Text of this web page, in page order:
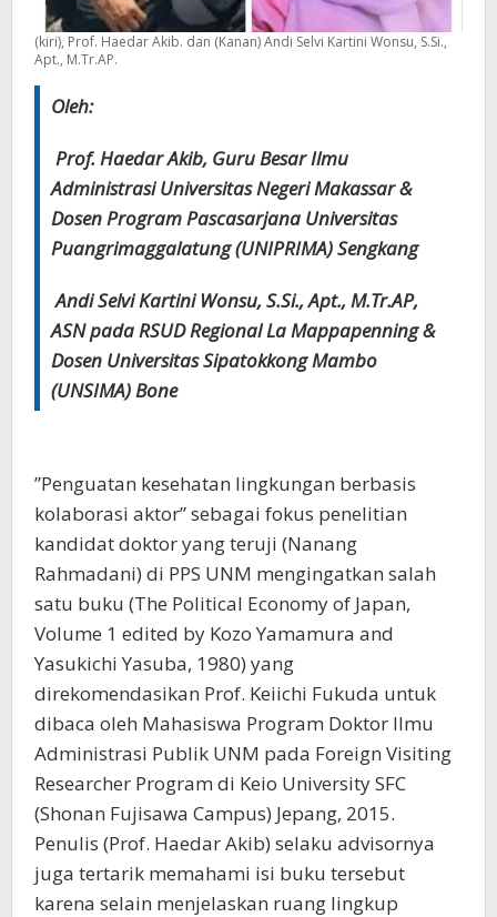
(kiri), Prof. Haedar Akib. dan (Kanan) Andi Selvi Kartini Wonsu, S.Si.,
Apt., M.Tr.AP.
Oleh:
Prof. Haedar Akib, Guru Besar Ilmu
Administrasi Universitas Negeri Makassar &
Dosen Program Pascasarjana Universitas
Puangrimaggalatung (UNIPRIMA) Sengkang
Andi Selvi Kartini Wonsu, S.Si., Apt., M.Tr.AP,
ASN pada RSUD Regional La Mappapenning &
Dosen Universitas Sipatokkong Mambo
(UNSIMA) Bone
”Penguatan kesehatan lingkungan berbasis
kolaborasi aktor” sebagai fokus penelitian
kandidat doktor yang teruji (Nanang
Rahmadani) di PPS UNM mengingatkan salah
satu buku (The Political Economy of Japan,
Volume 1 edited by Kozo Yamamura and
Yasukichi Yasuba, 1980) yang
direkomendasikan Prof. Keiichi Fukuda untuk
dibaca oleh Mahasiswa Program Doktor Ilmu
Administrasi Publik UNM pada Foreign Visiting
Researcher Program di Keio University SFC
(Shonan Fujisawa Campus) Jepang, 2015.
Penulis (Prof. Haedar Akib) selaku advisornya
juga tertarik memahami isi buku tersebut
karena selain menjelaskan ruang lingkup